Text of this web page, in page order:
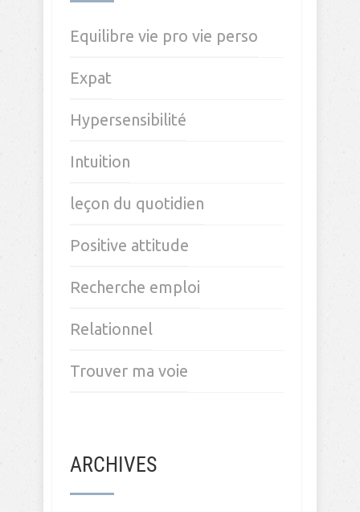
Equilibre vie pro vie perso
Expat
Hypersensibilité
Intuition
leçon du quotidien
Positive attitude
Recherche emploi
Relationnel
Trouver ma voie
ARCHIVES